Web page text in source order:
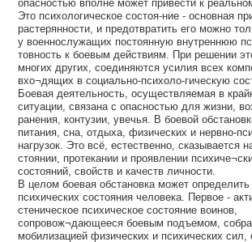
опасностью вполне может привести к
Это психологическое состоя-ние - основная
растерянности, и предотвратить его можно
у военнослужащих постоянную внутреннюю
товность к боевым действиям. При решении
многих других, соединяются усилия всех
вхо¬дящих в социально-психоло-гическую
Боевая деятельность, осуществляемая в
ситуации, связана с опасностью для жизни,
ранения, контузии, увечья. В боевой
питания, сна, отдыха, физических и нервно-
нагрузок. Это всё, естественно, сказывается
стоянии, протекании и проявлении
состояний, свойств и качеств личности.
В целом боевая обстановка может
психических состояния человека. Первое -
стеническое психическое состояние воинов,
сопровож¬дающееся боевым подъемом,
мобилизацией физических и психических